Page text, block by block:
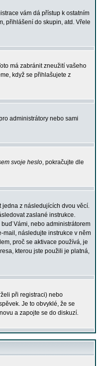
vám dá přístup k ostatním
přihlášení do skupin, atd. Vřele
má zabránit zneužití vašeho
když se přihlašujete z
administrátory nebo sami
svoje heslo, pokračujte dle
jedna z následujících dvou věcí.
zaslané instrukce.
Vámi, nebo administrátorem
mail, následujte instrukce v něm
proč se aktivace používá, je
kterou jste použili je platná,
při registraci) nebo
Je to obvyklé, že se
a zapojte se do diskuzí.